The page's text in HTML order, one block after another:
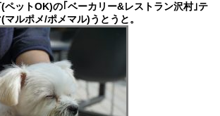
ットOK)の｢ベーカリー&レストラン沢村｣テ
ルポメ/ポメマル)うとうと。